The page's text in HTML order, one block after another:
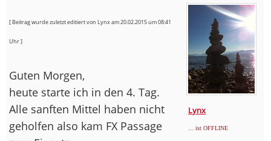
Lynx
... ist OFFLINE
[ Beitrag wurde zuletzt editiert von Lynx am 20.02.2015 um 08:41
Uhr ]
Guten Morgen,
heute starte ich in den 4. Tag.
Alle sanften Mittel haben nicht
geholfen also kam FX Passage